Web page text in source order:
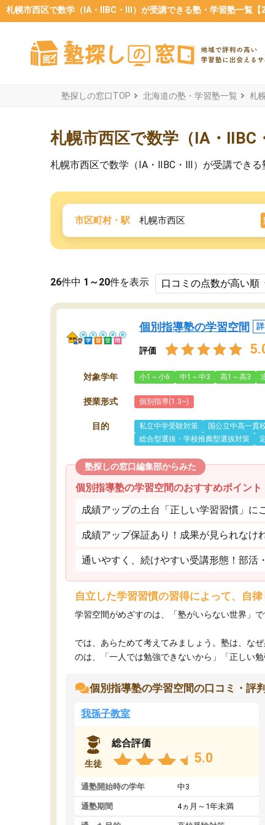
札幌市西区で数学（ⅠA・ⅡBC・Ⅲ）が受講できる塾・学習塾一覧【
塾探しの窓口TOP 北海道の塾・学習塾一覧 札
札幌市西区で数学（ⅠA・
札幌市西区で数学（ⅠA・ⅡBC・Ⅲ）が受講でき
市区町村・駅 札幌市西区
26件中 1～20件を表示
個別指導塾の学習空間
評価
対象学年 小1～小6 中1～中3 高1～高3
授業形式 個別指導(1:3~)
目的 私立中学受験対策 国公立中高一貫
総合型選抜・学校推薦型選抜対策
塾探しの窓口編集部からみた
個別指導塾の学習空間のおすすめポイント
成績アップの土台「正しい学習習慣」に
成績アップ保証あり！成果が見られなけ
通いやすく、続けやすい受講形態！部活
自立した学習習慣の習得によって、自
学習空間がめざすのは、「塾がいらない世界」
では、あらためて考えてみましょう。塾は、な
のは、「一人では勉強できないから」「正しい勉
個別指導塾の学習空間の口コミ・評判
我孫子教室
生徒
総合評価
5.0
通塾開始時の学年 中3
通塾期間 4ヵ月～1年未満